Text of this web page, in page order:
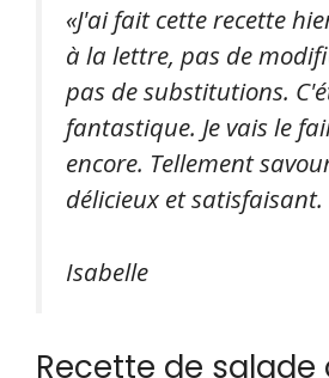
«J'ai fait cette recette
à la lettre, pas de
pas de substitutions.
fantastique. Je vais le
encore. Tellement
délicieux et satisfaisant.
Isabelle
Recette de salade